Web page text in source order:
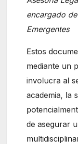
encargado
Emergentes
Estos
mediante un
involucra al
academia, la
de asegurar